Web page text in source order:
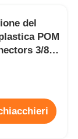
del
POM
3/8